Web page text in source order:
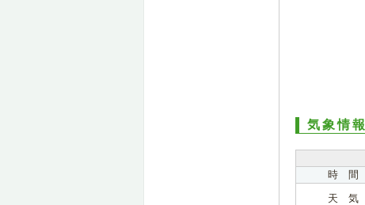
気象情報
時 間
天 気